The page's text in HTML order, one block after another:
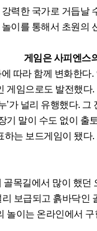
력한 국가로 거듭날
이를 통해서 초원의
엔스의 생
따라 함께 변화한다
게임으로도 발전했
’가 널리 유행했다.
기 말이 수도 없이 출
하는 보드게임이 됐
목길에서 많이 했던
보급되고 흙바닥인
놀이는 온라인에서 구